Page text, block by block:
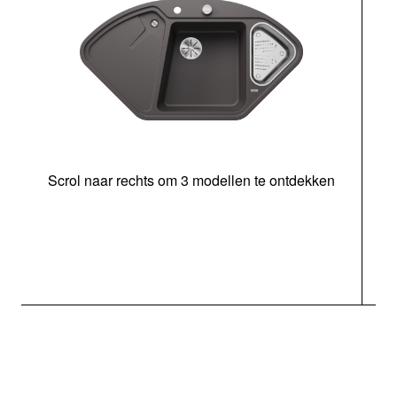
Scrol naar rechts om 3 modellen te ontdekken